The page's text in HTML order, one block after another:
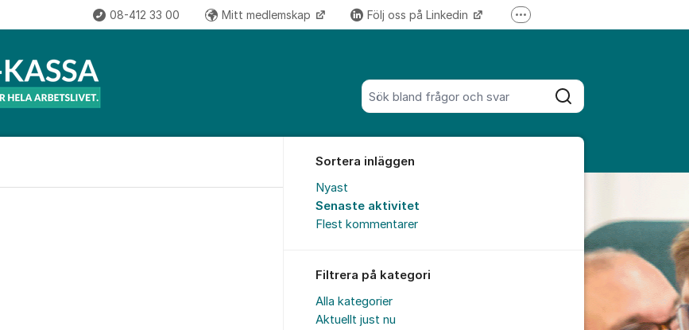
Sök bland alla inlägg
Sök
08-412 33 00 Mitt medlemskap Följ oss på Linkedin Fler supportlänkar
Sortera inläggen
Nyast
Senaste aktivitet
Flest kommentarer
Filtrera på kategori
Alla kategorier
Aktuellt just nu